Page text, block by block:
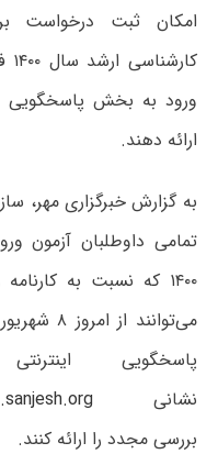
امکان ثبت درخواست
ورود به بخش
ارائه دهند.
به گزارش خبرگزاری مهر،
تمامی داوطلبان آزمون
۱۴۰۰ که نسبت به
پاسخگویی
نشانی https://request.sanjesh.org
بررسی مجدد را ارائه کنند.